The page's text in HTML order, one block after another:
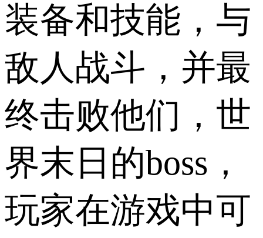
装备和技能，与
敌人战斗，并最
终击败他们，世
界末日的boss，
玩家在游戏中可